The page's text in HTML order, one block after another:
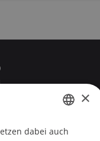
und OrtGERMAN
×
dabei auch